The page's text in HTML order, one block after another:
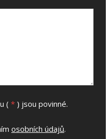
( * ) jsou povinné.
osobních údajů.